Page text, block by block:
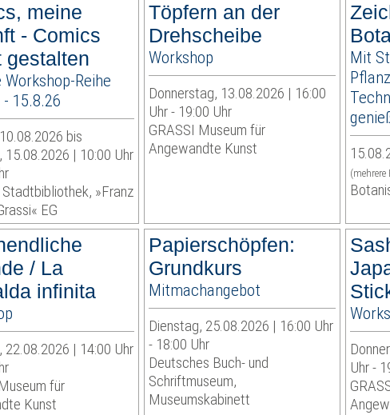
meine
- Comics
gestalten
Reihe
15.8.26
bis
15.08.2026 | 10:00 Uhr
Stadtbibliothek, »Franz
EG
Töpfern an der
Drehscheibe
Workshop
Donnerstag, 13.08.2026 | 16:00
Uhr - 19:00 Uhr
GRASSI Museum für
Angewandte Kunst
Mit
/ La
infinita
22.08.2026 | 14:00 Uhr
für
Kunst
Papierschöpfen:
Grundkurs
Mitmachangebot
Dienstag, 25.08.2026 | 16:00 Uhr
- 18:00 Uhr
Deutsches Buch- und
Schriftmuseum,
Museumskabinett
Uhr -